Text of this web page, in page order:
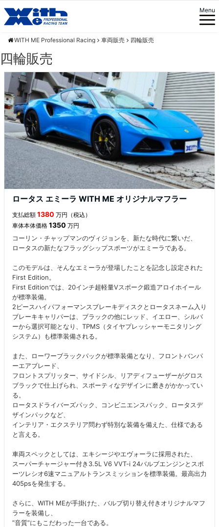
Menu
WITH ME Professional Racing 車両販売 四輪販売
四輪販売
ロータス エミーラ WITH ME オリジナルマフラー
支払総額 1380 万円（税込）
車体本体価格 1350 万円
コーリン・チャップマンのヴィジョンを、新たな時代に繋いだ、
ロータスの新たなフラッグシップスポーツがエミーラである。
このモデルは、そんなエミーラが登場したことを記念し設定された
First Edition。
First Editionでは、20インチ超軽量Vスポーク鍛造アロイホイール
が標準装備。
2ピースハイパフォーマンスブレーキディスクとロータスネーム入り
ブレーキキャリパーは、ブラックの他にレッド、イエロー、シルバ
ーから選択可能となり、TPMS（タイヤプレッシャーモニタリング
システム）も標準装備される。
また、ローワーブラックパックが標準装備となり、フロントバンパ
ーエアブレード、
フロントスプリッター、サイドシル、リアディフューザーがグロス
ブラックで仕上げられ、スポーティなデザインに磨きがかかってい
る。
ロータスドライバーズパック、コンビニエンスパック、ロータスデ
ザインパックなど、
インテリア・エクステリア問わず特別な装備を備えた、仕様である
と言える。
車両スペックとしては、エキシージやエヴォーラに採用された、
スーパーチャージャー付き3.5L V6 VVT-i 24バルブエンジンとスポ
ーツレシオ6速マニュアルトランスミッションを標準装備。最高出力
405psを発生する。
さらに、WITH MEが手掛けた、バルブ切り替え付きオリジナルマフ
ラーを装備し、
”音質”にもこだわった一台である。